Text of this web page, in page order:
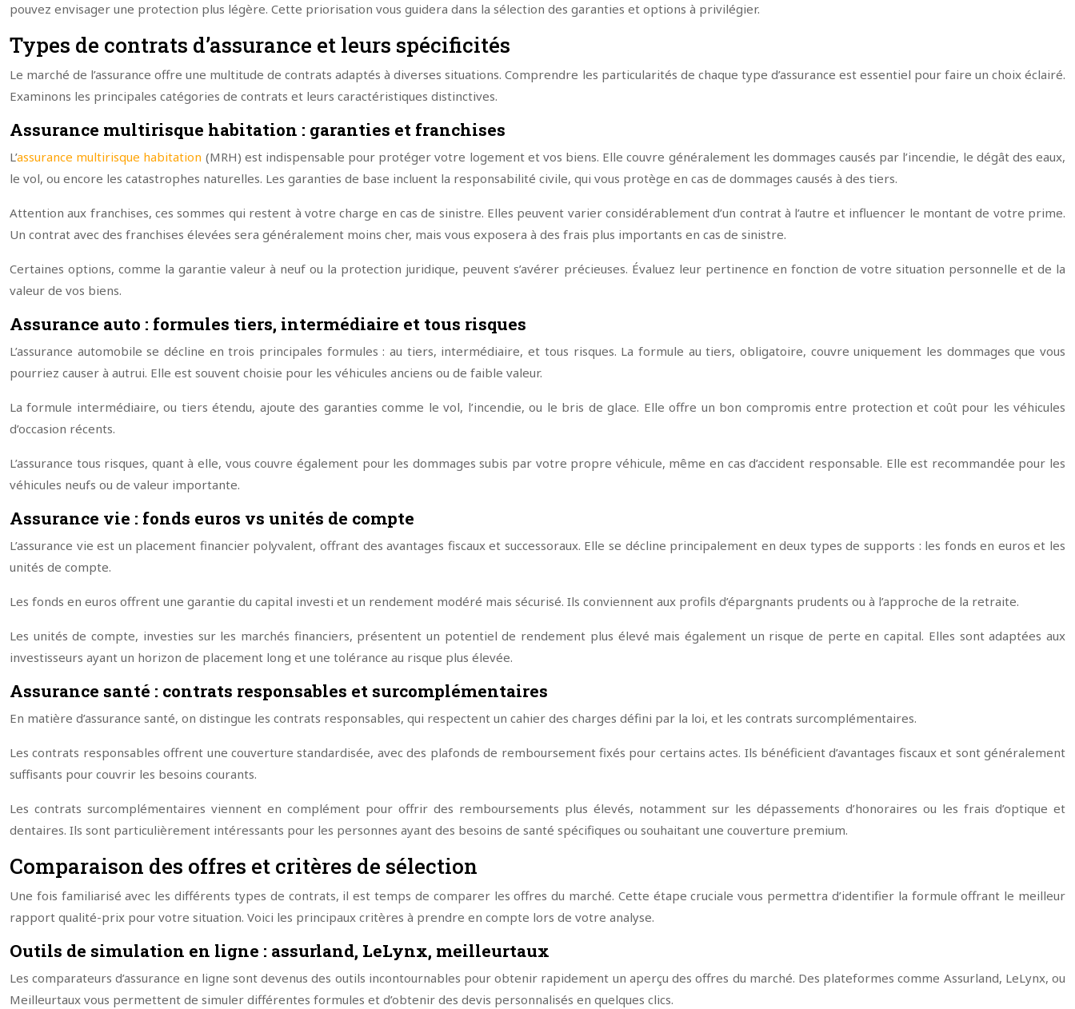
pouvez envisager une protection plus légère. Cette priorisation vous guidera dans la sélection des garanties et options à privilégier.
Types de contrats d’assurance et leurs spécificités
Le marché de l’assurance offre une multitude de contrats adaptés à diverses situations. Comprendre les particularités de chaque type d’assurance est essentiel pour faire un choix éclairé.
Examinons les principales catégories de contrats et leurs caractéristiques distinctives.
Assurance multirisque habitation : garanties et franchises
L’assurance multirisque habitation (MRH) est indispensable pour protéger votre logement et vos biens. Elle couvre généralement les dommages causés par l’incendie, le dégât des eaux,
le vol, ou encore les catastrophes naturelles. Les garanties de base incluent la responsabilité civile, qui vous protège en cas de dommages causés à des tiers.
Attention aux franchises, ces sommes qui restent à votre charge en cas de sinistre. Elles peuvent varier considérablement d’un contrat à l’autre et influencer le montant de votre prime.
Un contrat avec des franchises élevées sera généralement moins cher, mais vous exposera à des frais plus importants en cas de sinistre.
Certaines options, comme la garantie valeur à neuf ou la protection juridique, peuvent s’avérer précieuses. Évaluez leur pertinence en fonction de votre situation personnelle et de la
valeur de vos biens.
Assurance auto : formules tiers, intermédiaire et tous risques
L’assurance automobile se décline en trois principales formules : au tiers, intermédiaire, et tous risques. La formule au tiers, obligatoire, couvre uniquement les dommages que vous
pourriez causer à autrui. Elle est souvent choisie pour les véhicules anciens ou de faible valeur.
La formule intermédiaire, ou tiers étendu, ajoute des garanties comme le vol, l’incendie, ou le bris de glace. Elle offre un bon compromis entre protection et coût pour les véhicules
d’occasion récents.
L’assurance tous risques, quant à elle, vous couvre également pour les dommages subis par votre propre véhicule, même en cas d’accident responsable. Elle est recommandée pour les
véhicules neufs ou de valeur importante.
Assurance vie : fonds euros vs unités de compte
L’assurance vie est un placement financier polyvalent, offrant des avantages fiscaux et successoraux. Elle se décline principalement en deux types de supports : les fonds en euros et les
unités de compte.
Les fonds en euros offrent une garantie du capital investi et un rendement modéré mais sécurisé. Ils conviennent aux profils d’épargnants prudents ou à l’approche de la retraite.
Les unités de compte, investies sur les marchés financiers, présentent un potentiel de rendement plus élevé mais également un risque de perte en capital. Elles sont adaptées aux
investisseurs ayant un horizon de placement long et une tolérance au risque plus élevée.
Assurance santé : contrats responsables et surcomplémentaires
En matière d’assurance santé, on distingue les contrats responsables, qui respectent un cahier des charges défini par la loi, et les contrats surcomplémentaires.
Les contrats responsables offrent une couverture standardisée, avec des plafonds de remboursement fixés pour certains actes. Ils bénéficient d’avantages fiscaux et sont généralement
suffisants pour couvrir les besoins courants.
Les contrats surcomplémentaires viennent en complément pour offrir des remboursements plus élevés, notamment sur les dépassements d’honoraires ou les frais d’optique et
dentaires. Ils sont particulièrement intéressants pour les personnes ayant des besoins de santé spécifiques ou souhaitant une couverture premium.
Comparaison des offres et critères de sélection
Une fois familiarisé avec les différents types de contrats, il est temps de comparer les offres du marché. Cette étape cruciale vous permettra d’identifier la formule offrant le meilleur
rapport qualité-prix pour votre situation. Voici les principaux critères à prendre en compte lors de votre analyse.
Outils de simulation en ligne : assurland, LeLynx, meilleurtaux
Les comparateurs d’assurance en ligne sont devenus des outils incontournables pour obtenir rapidement un aperçu des offres du marché. Des plateformes comme Assurland, LeLynx, ou
Meilleurtaux vous permettent de simuler différentes formules et d’obtenir des devis personnalisés en quelques clics.